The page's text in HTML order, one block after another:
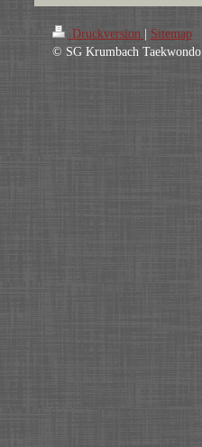
Druckversion | Sitemap
© SG Krumbach Taekwondo